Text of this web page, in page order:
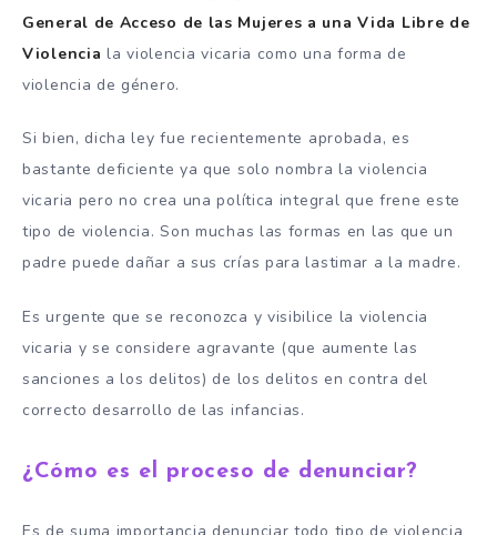
General de Acceso de las Mujeres a una Vida Libre de
Violencia la violencia vicaria como una forma de
violencia de género.
Si bien, dicha ley fue recientemente aprobada, es
bastante deficiente ya que solo nombra la violencia
vicaria pero no crea una política integral que frene este
tipo de violencia. Son muchas las formas en las que un
padre puede dañar a sus crías para lastimar a la madre.
Es urgente que se reconozca y visibilice la violencia
vicaria y se considere agravante (que aumente las
sanciones a los delitos) de los delitos en contra del
correcto desarrollo de las infancias.
¿Cómo es el proceso de denunciar?